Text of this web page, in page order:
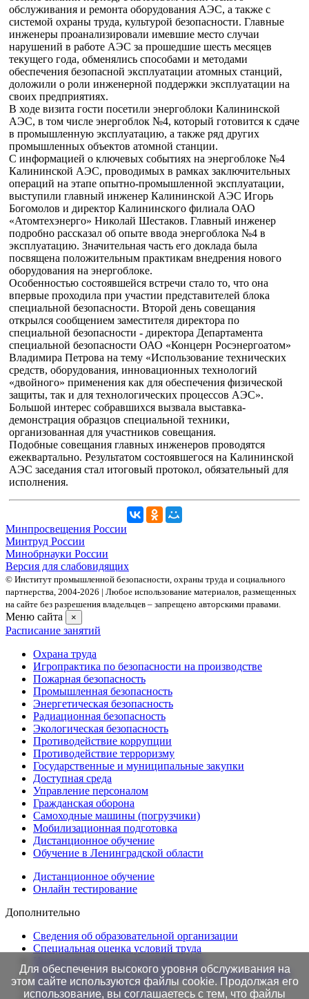
обслуживания и ремонта оборудования АЭС, а также с
системой охраны труда, культурой безопасности. Главные
инженеры проанализировали имевшие место случаи
нарушений в работе АЭС за прошедшие шесть месяцев
текущего года, обменялись способами и методами
обеспечения безопасной эксплуатации атомных станций,
доложили о роли инженерной поддержки эксплуатации на
своих предприятиях.
В ходе визита гости посетили энергоблоки Калининской
АЭС, в том числе энергоблок №4, который готовится к сдаче
в промышленную эксплуатацию, а также ряд других
промышленных объектов атомной станции.
С информацией о ключевых событиях на энергоблоке №4
Калининской АЭС, проводимых в рамках заключительных
операций на этапе опытно-промышленной эксплуатации,
выступили главный инженер Калининской АЭС Игорь
Богомолов и директор Калининского филиала ОАО
«Атомтехэнерго» Николай Шестаков. Главный инженер
подробно рассказал об опыте ввода энергоблока №4 в
эксплуатацию. Значительная часть его доклада была
посвящена положительным практикам внедрения нового
оборудования на энергоблоке.
Особенностью состоявшейся встречи стало то, что она
впервые проходила при участии представителей блока
специальной безопасности. Второй день совещания
открылся сообщением заместителя директора по
специальной безопасности - директора Департамента
специальной безопасности ОАО «Концерн Росэнергоатом»
Владимира Петрова на тему «Использование технических
средств, оборудования, инновационных технологий
«двойного» применения как для обеспечения физической
защиты, так и для технологических процессов АЭС».
Большой интерес собравшихся вызвала выставка-
демонстрация образцов специальной техники,
организованная для участников совещания.
Подобные совещания главных инженеров проводятся
ежеквартально. Результатом состоявшегося на Калининской
АЭС заседания стал итоговый протокол, обязательный для
исполнения.
Минпросвещения России
Минтруд России
Минобрнауки России
Версия для слабовидящих
© Институт промышленной безопасности, охраны труда и социального
партнерства, 2004- 2026 | Любое использование материалов, размещенных
на сайте без разрешения владельцев – запрещено авторскими правами.
Меню сайта ×
Расписание занятий
Охрана труда
Игропрактика по безопасности на производстве
Пожарная безопасность
Промышленная безопасность
Энергетическая безопасность
Радиационная безопасность
Экологическая безопасность
Противодействие коррупции
Противодействие терроризму
Государственные и муниципальные закупки
Доступная среда
Управление персоналом
Гражданская оборона
Самоходные машины (погрузчики)
Мобилизационная подготовка
Дистанционное обучение
Обучение в Ленинградской области
Дистанционное обучение
Онлайн тестирование
Дополнительно
Сведения об образовательной организации
Cпециальная оценка условий труда
Проверка подлинности протоколов в Едином портале
Готовность документов ТАК
Для обеспечения высокого уровня обслуживания на
этом сайте используются файлы cookie. Продолжая его
использование, вы соглашаетесь с тем, что файлы